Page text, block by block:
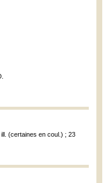
ill. (certaines en coul.) ; 23